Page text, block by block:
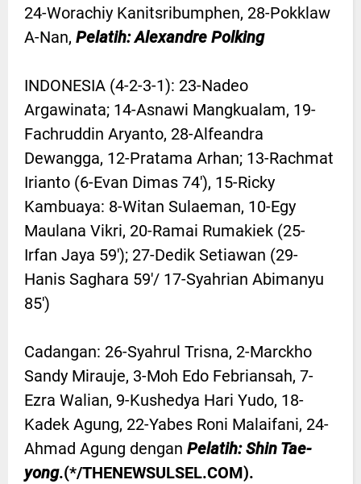
24-Worachiy Kanitsribumphen, 28-Pokklaw
A-Nan, Pelatih: Alexandre Polking
INDONESIA (4-2-3-1): 23-Nadeo
Argawinata; 14-Asnawi Mangkualam, 19-
Fachruddin Aryanto, 28-Alfeandra
Dewangga, 12-Pratama Arhan; 13-Rachmat
Irianto (6-Evan Dimas 74'), 15-Ricky
Kambuaya: 8-Witan Sulaeman, 10-Egy
Maulana Vikri, 20-Ramai Rumakiek (25-
Irfan Jaya 59'); 27-Dedik Setiawan (29-
Hanis Saghara 59'/ 17-Syahrian Abimanyu
85')
Cadangan: 26-Syahrul Trisna, 2-Marckho
Sandy Mirauje, 3-Moh Edo Febriansah, 7-
Ezra Walian, 9-Kushedya Hari Yudo, 18-
Kadek Agung, 22-Yabes Roni Malaifani, 24-
Ahmad Agung dengan Pelatih: Shin Tae-
yong.(*/THENEWSULSEL.COM).